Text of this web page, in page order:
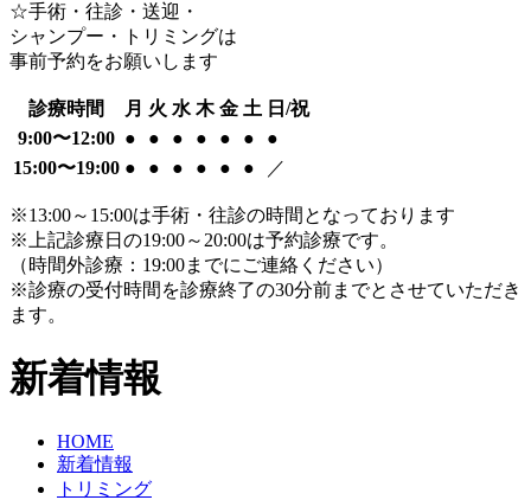
☆手術・往診・送迎・
シャンプー・トリミングは
事前予約をお願いします
診療時間 月 火 水 木 金 土 日/祝
9:00〜12:00 ● ● ● ● ● ●
●
15:00〜19:00 ● ● ● ● ● ● ／
※13:00～15:00は手術・往診の時間となっております
※上記診療日の19:00～20:00は予約診療です。
（時間外診療：19:00までにご連絡ください）
※診療の受付時間を診療終了の30分前までとさせていただき
ます。
新着情報
HOME
新着情報
トリミング